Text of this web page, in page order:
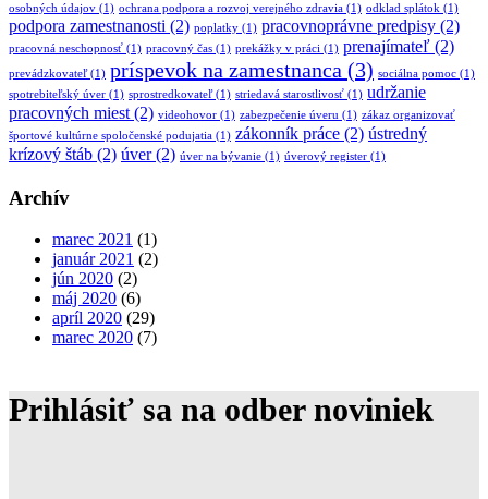
osobných údajov (1) ochrana podpora a rozvoj verejného zdravia (1) odklad splátok (1)
podpora zamestnanosti (2) poplatky (1) pracovnoprávne predpisy (2)
pracovná neschopnosť (1) pracovný čas (1) prekážky v práci (1) prenajímateľ (2)
prevádzkovateľ(1) príspevok na zamestnanca (3) sociálna pomoc (1)
spotrebiteľský úver (1) sprostredkovateľ(1) striedavá starostlivosť (1) udržanie
pracovných miest(2) videohovor (1) zabezpečenie úveru (1) zákaz organizovať
športové kultúrne spoločenské podujatia (1) zákonník práce (2) ústredný
krízový štáb (2) úver(2) úver na bývanie (1) úverový register (1)
Archív
marec 2021 (1)
január 2021 (2)
jún 2020 (2)
máj 2020 (6)
apríl 2020 (29)
marec 2020 (7)
Prihlásiť sa na odber noviniek